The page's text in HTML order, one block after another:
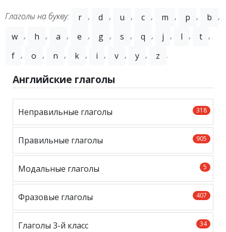
Глаголы на букву: r , d , u , c , m , p , b
,
w , h , a , e , g , s , q , j , l , t ,
f , o , n , k , i , v , y , z .
Английские глаголы
318
Неправильные глаголы
905
Правильные глаголы
5
Модальные глаголы
407
Фразовые глаголы
34
Глаголы 3-й класс